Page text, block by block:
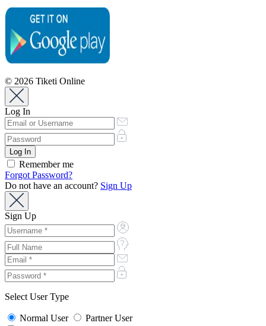
© 2026 Tiketi Online
Log In
Remember me
Forgot Password?
Do not have an account? Sign Up
Sign Up
Select User Type
Normal User
Partner User